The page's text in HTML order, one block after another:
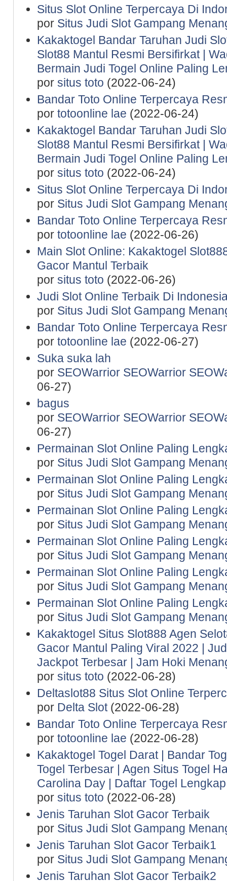
Situs Slot Online Terpercaya Di
por Situs Judi Slot Gampang
Kakaktogel Bandar Taruhan Judi
Slot88 Mantul Resmi Bersifirkat |
Bermain Judi Togel Online Paling
por situs toto (2022-06-24)
Bandar Toto Online Terpercaya
por totoonline lae (2022-06-24)
Kakaktogel Bandar Taruhan Judi
Slot88 Mantul Resmi Bersifirkat |
Bermain Judi Togel Online Paling
por situs toto (2022-06-24)
Situs Slot Online Terpercaya Di
por Situs Judi Slot Gampang
Bandar Toto Online Terpercaya
por totoonline lae (2022-06-26)
Main Slot Online: Kakaktogel
Gacor Mantul Terbaik
por situs toto (2022-06-26)
Judi Slot Online Terbaik Di
por Situs Judi Slot Gampang
Bandar Toto Online Terpercaya
por totoonline lae (2022-06-27)
Suka suka lah
por SEOWarrior SEOWarrior
06-27)
bagus
por SEOWarrior SEOWarrior
06-27)
Permainan Slot Online Paling
por Situs Judi Slot Gampang
Permainan Slot Online Paling
por Situs Judi Slot Gampang
Permainan Slot Online Paling
por Situs Judi Slot Gampang
Permainan Slot Online Paling
por Situs Judi Slot Gampang
Permainan Slot Online Paling
por Situs Judi Slot Gampang
Permainan Slot Online Paling
por Situs Judi Slot Gampang
Kakaktogel Situs Slot888 Agen
Gacor Mantul Paling Viral 2022 |
Jackpot Terbesar | Jam Hoki
por situs toto (2022-06-28)
Deltaslot88 Situs Slot Online
por Delta Slot(2022-06-28)
Bandar Toto Online Terpercaya
por totoonline lae (2022-06-28)
Kakaktogel Togel Darat | Bandar
Togel Terbesar | Agen Situs Togel
Carolina Day | Daftar Togel
por situs toto (2022-06-28)
Jenis Taruhan Slot Gacor Terbaik
por Situs Judi Slot Gampang
Jenis Taruhan Slot Gacor Terbaik1
por Situs Judi Slot Gampang
Jenis Taruhan Slot Gacor Terbaik2